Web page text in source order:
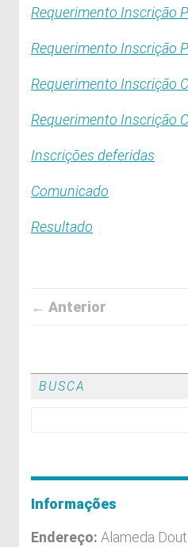
Requerimento Inscrição
Requerimento Inscrição
Requerimento Inscrição
Requerimento Inscrição
Inscrições deferidas
Comunicado
Resultado
← Anterior
BUSCA
Informações
Endereço: Alameda